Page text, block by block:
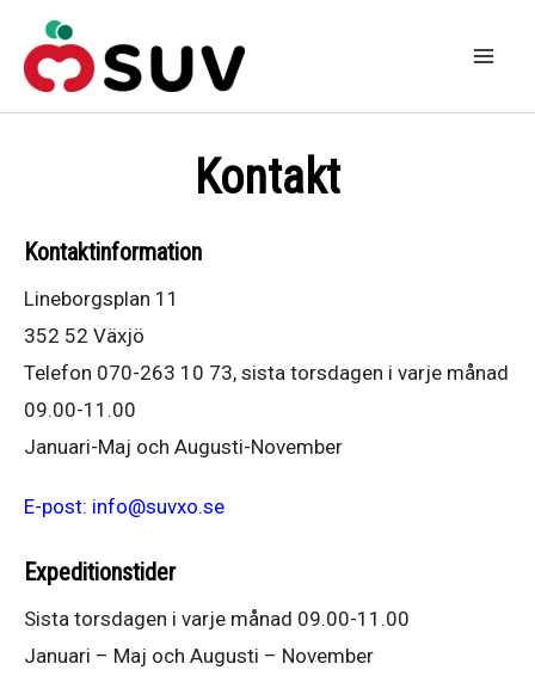
Hoppa
innehåll
Kontakt
Kontaktinformation
Lineborgsplan 11
352 52 Växjö
Telefon 070-263 10 73, sista torsdagen i varje månad
09.00-11.00
Januari-Maj och Augusti-November
E-post: info@suvxo.se
Expeditionstider
Sista torsdagen i varje månad 09.00-11.00
Januari – Maj och Augusti – November